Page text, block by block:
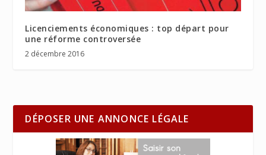
Licenciements économiques : top départ pour
une réforme controversée
2 décembre 2016
DÉPOSER UNE ANNONCE LÉGALE